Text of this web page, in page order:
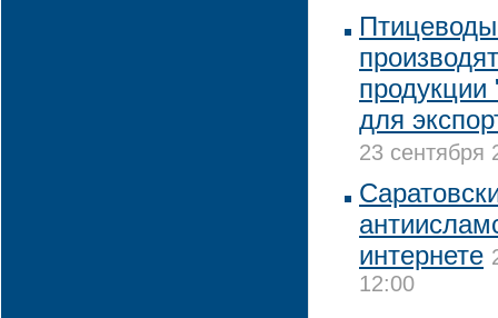
для
23 сентября
интернете
12:00